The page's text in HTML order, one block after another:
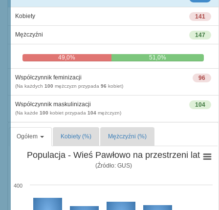
141
Kobiety
147
Mężczyźni
49,0% 51,0%
96
Współczynnik feminizacji
(Na każdych 100 mężczyzn przypada 96 kobiet)
104
Współczynnik maskulinizacji
(Na każde 100 kobiet przypada 104 mężczyzn)
Ogółem Kobiety (%) Mężczyźni (%)
Populacja - Wieś Pawłowo na przestrzeni lat
(Źródło: GUS)
400